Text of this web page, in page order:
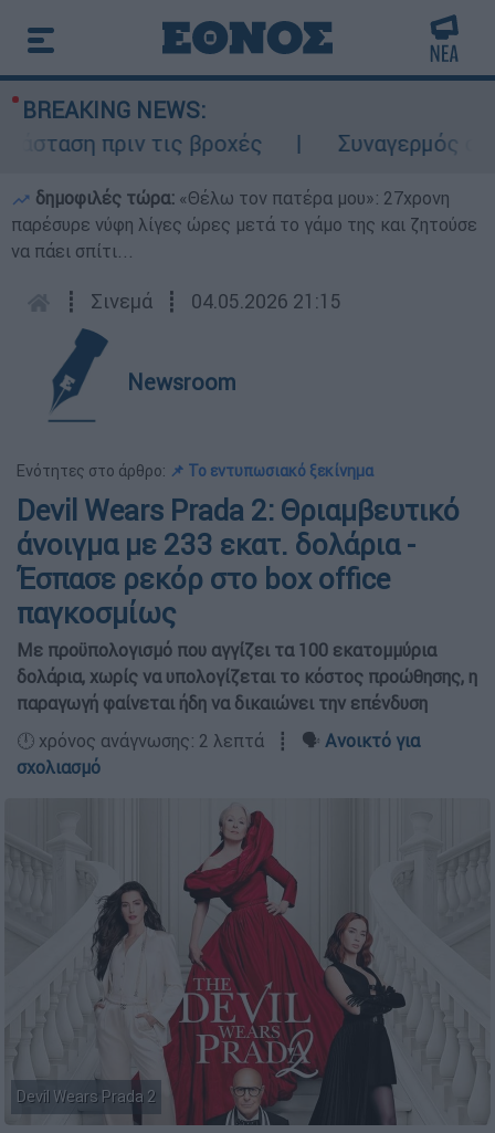
BREAKING NEWS:
πριν τις βροχές
Συναγερμός στον
δημοφιλές τώρα: «Θέλω τον πατέρα μου»: 27χρονη
παρέσυρε νύφη λίγες ώρες μετά το γάμο της και ζητούσε
να πάει σπίτι...
┋ Σινεμά ┋ 04.05.2026 21:15
Newsroom
Ενότητες στο άρθρο: 📌 Το εντυπωσιακό ξεκίνημα
Devil Wears Prada 2: Θριαμβευτικό
άνοιγμα με 233 εκατ. δολάρια -
Έσπασε ρεκόρ στο box office
παγκοσμίως
Με προϋπολογισμό που αγγίζει τα 100 εκατομμύρια
δολάρια, χωρίς να υπολογίζεται το κόστος προώθησης, η
παραγωγή φαίνεται ήδη να δικαιώνει την επένδυση
🕛 χρόνος ανάγνωσης: 2 λεπτά ┋ 🗣️ Ανοικτό για
σχολιασμό
Devil Wears Prada 2